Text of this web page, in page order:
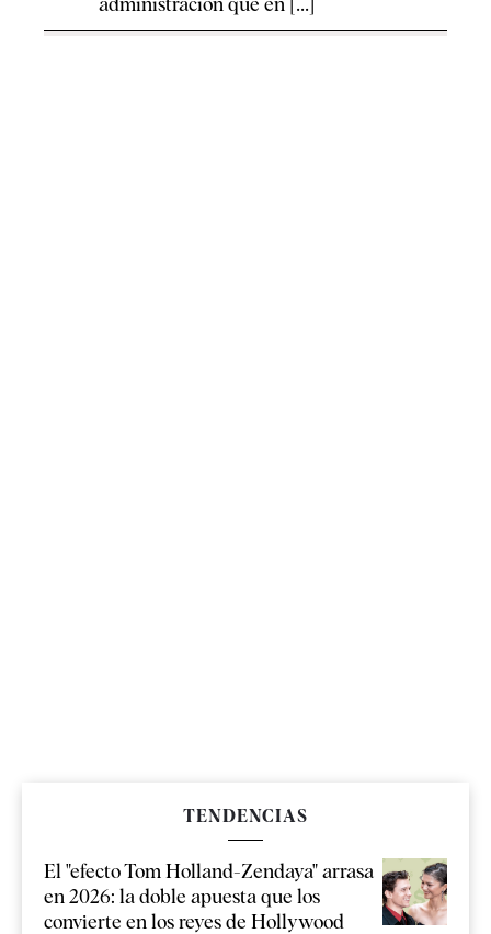
TENDENCIAS
El "efecto Tom Holland-Zendaya" arrasa
en 2026: la doble apuesta que los
convierte en los reyes de Hollywood